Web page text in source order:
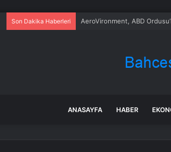
Son Dakika Haberleri Dünyanın en uzun
ANASAYFA HABER